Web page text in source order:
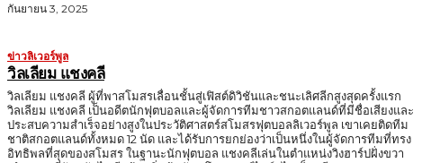
กันยายน 3, 2025
ข่าวลิเวอร์พูล
วิลเลียม แชงคลี
วิลเลียม แชงคลี ผู้ที่พาสโมสรเลื่อนชั้นสู่เฟิสต์ดิวิชันและชนะเลิศลีกสูงสุดครั้งแรก
วิลเลียม แชงคลี เป็นอดีตนักฟุตบอลและผู้จัดการทีมชาวสกอตแลนด์ที่มีชื่อเสียงและ
ประสบความสำเร็จอย่างสูงในประวัติศาสตร์สโมสรฟุตบอลลิเวอร์พูล เขาเคยติดทีม
ชาติสกอตแลนด์ทั้งหมด 12 นัด และได้รับการยกย่องว่าเป็นหนึ่งในผู้จัดการทีมที่ทรง
อิทธิพลที่สุดของสโมสร ในฐานะนักฟุตบอล แชงคลีเล่นในตำแหน่งวิงฮาร์ปฝั่งขวา